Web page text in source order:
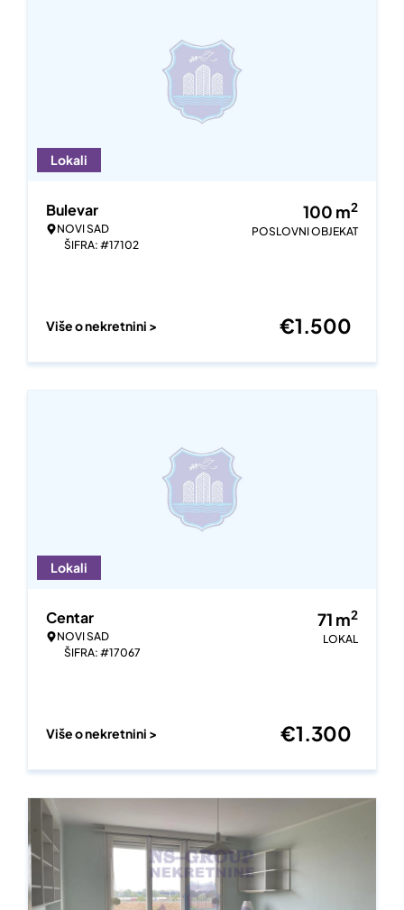
Lokali
Bulevar
NOVI SAD
ŠIFRA: #17102
100 m2
POSLOVNI OBJEKAT
Više o nekretnini > €1.500
Lokali
Centar
NOVI SAD
ŠIFRA: #17067
71 m2
LOKAL
Više o nekretnini > €1.300